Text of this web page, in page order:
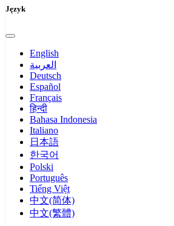
Język
English
العربية
Deutsch
Español
Français
हिन्दी
Bahasa Indonesia
Italiano
日本語
한국어
Polski
Português
Tiếng Việt
中文(简体)
中文(繁體)